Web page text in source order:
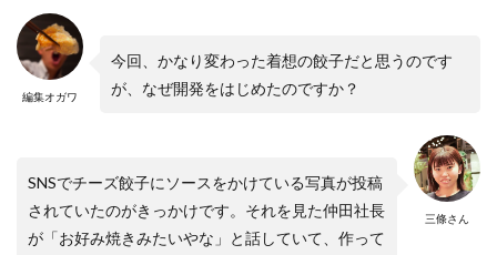
編集オガワ
今回、かなり変わった着想の餃子だと思うのです
が、なぜ開発をはじめたのですか？
三條さん
SNSでチーズ餃子にソースをかけている写真が投稿
されていたのがきっかけです。それを見た仲田社長
が「お好み焼きみたいやな」と話していて、作って